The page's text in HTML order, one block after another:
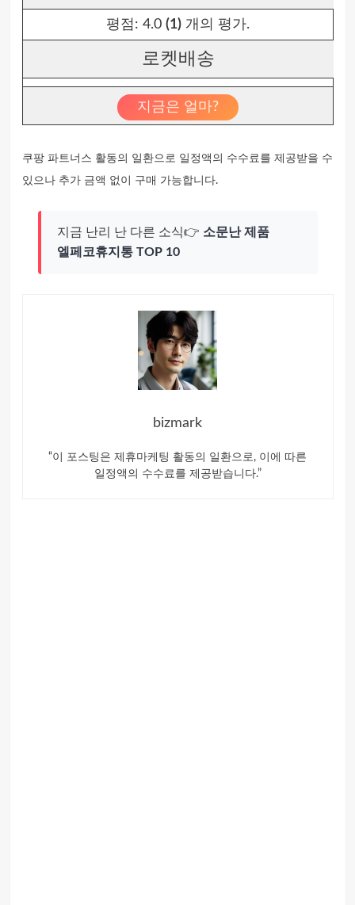
평점: 4.0 (1)개의 평가.
로켓배송
지금은 얼마?
쿠팡 파트너스 활동의 일환으로 일정액의 수수료를 제공받을 수
있으나 추가 금액 없이 구매 가능합니다.
지금 난리 난 다른 소식👉 소문난 제품
엘페코휴지통 TOP 10
bizmark
“이 포스팅은 제휴마케팅 활동의 일환으로, 이에 따른
일정액의 수수료를 제공받습니다.”